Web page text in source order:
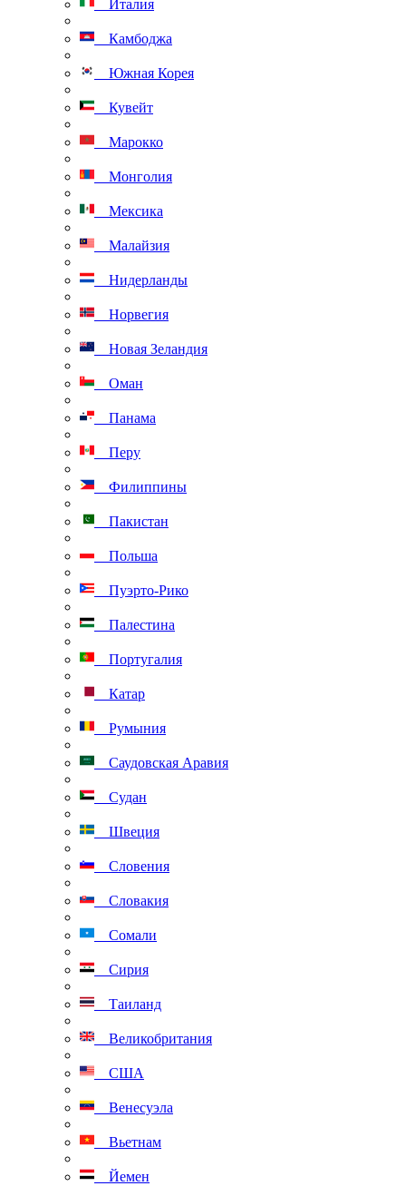
Италия
Камбоджа
Южная Корея
Кувейт
Марокко
Монголия
Мексика
Малайзия
Нидерланды
Норвегия
Новая Зеландия
Оман
Панама
Перу
Филиппины
Пакистан
Польша
Пуэрто-Рико
Палестина
Португалия
Катар
Румыния
Саудовская Аравия
Судан
Швеция
Словения
Словакия
Сомали
Сирия
Таиланд
Великобритания
США
Венесуэла
Вьетнам
Йемен